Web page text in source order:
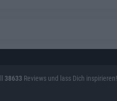
38633 Reviews und lass Dich inspirieren!